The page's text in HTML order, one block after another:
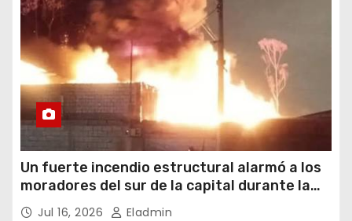
Un fuerte incendio estructural alarmó a los
moradores del sur de la capital durante la
noche del miércoles 15 de julio de 2026
Jul 16, 2026 Eladmin